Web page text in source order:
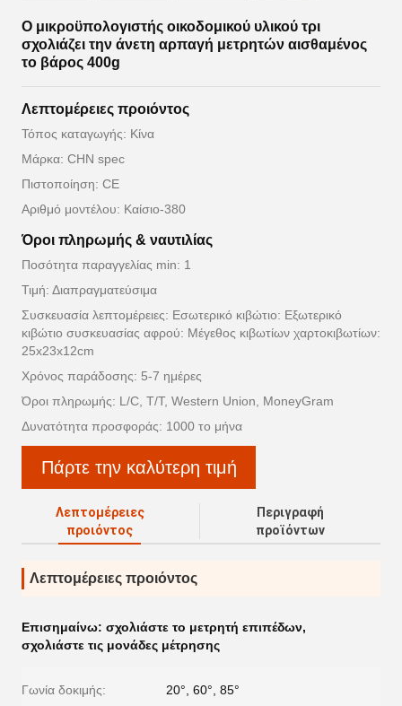
Ο μικροϋπολογιστής οικοδομικού υλικού τρι
σχολιάζει την άνετη αρπαγή μετρητών αισθαμένος
το βάρος 400g
Λεπτομέρειες προιόντος
Τόπος καταγωγής: Κίνα
Μάρκα: CHN spec
Πιστοποίηση: CE
Αριθμό μοντέλου: Καίσιο-380
Όροι πληρωμής & ναυτιλίας
Ποσότητα παραγγελίας min: 1
Τιμή: Διαπραγματεύσιμα
Συσκευασία λεπτομέρειες: Εσωτερικό κιβώτιο: Εξωτερικό
κιβώτιο συσκευασίας αφρού: Μέγεθος κιβωτίων χαρτοκιβωτίων:
25x23x12cm
Χρόνος παράδοσης: 5-7 ημέρες
Όροι πληρωμής: L/C, T/T, Western Union, MoneyGram
Δυνατότητα προσφοράς: 1000 το μήνα
Πάρτε την καλύτερη τιμή
Λεπτομέρειες
προιόντος
Περιγραφή
προϊόντων
Λεπτομέρειες προιόντος
Επισημαίνω: σχολιάστε το μετρητή επιπέδων,
σχολιάστε τις μονάδες μέτρησης
Γωνία δοκιμής: 20°, 60°, 85°